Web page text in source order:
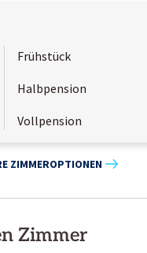
Frühstück
Halbpension
Vollpension
ZIMMEROPTIONEN
Zimmer